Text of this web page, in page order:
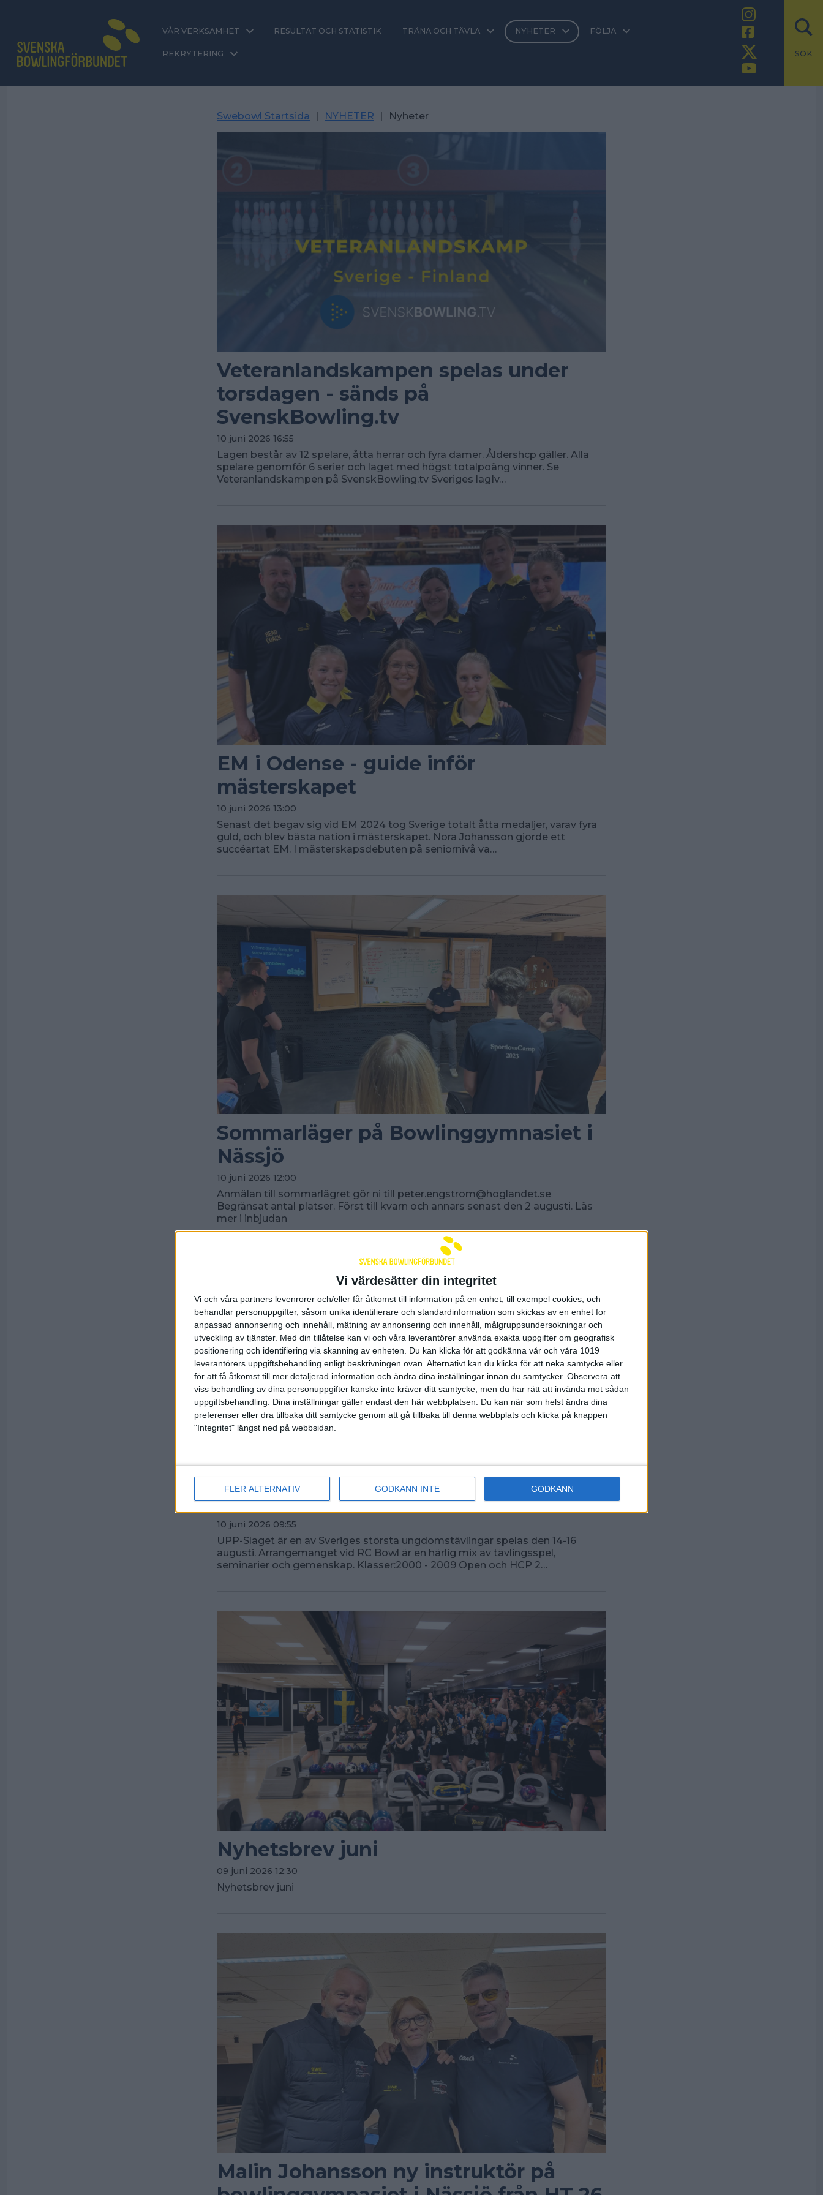
Vi värdesätter din integritet
Vi och våra partners levenrorer och/eller får åtkomst till information på en enhet, till exempel cookies, och
behandlar personuppgifter, såsom unika identifierare och standardinformation som skickas av en enhet for
anpassad annonsering och innehåll, mätning av annonsering och innehåll, målgruppsundersokningar och
utveckling av tjänster. Med din tillåtelse kan vi och våra leverantörer använda exakta uppgifter om geografisk
positionering och identifiering via skanning av enheten. Du kan klicka för att godkänna vår och våra 1019
leverantörers uppgiftsbehandling enligt beskrivningen ovan. Alternativt kan du klicka för att neka samtycke eller
för att få åtkomst till mer detaljerad information och ändra dina inställningar innan du samtycker. Observera att
viss behandling av dina personuppgifter kanske inte kräver ditt samtycke, men du har rätt att invända mot sådan
uppgiftsbehandling. Dina inställningar gäller endast den här webbplatsen. Du kan när som helst ändra dina
preferenser eller dra tillbaka ditt samtycke genom att gå tillbaka till denna webbplats och klicka på knappen
"Integritet" längst ned på webbsidan.
FLER ALTERNATIV GODKÄNN INTE GODKÄNN
VÅR VERKSAMHET RESULTAT OCH STATISTIK TRÄNA OCH TÄVLA NYHETER FÖLJA
SÖK
REKRYTERING
Swebowl Startsida | NYHETER | Nyheter
Veteranlandskampen spelas under
torsdagen - sänds på
SvenskBowling.tv
10 juni 2026 16:55
Lagen består av 12 spelare, åtta herrar och fyra damer. Åldershcp gäller. Alla
spelare genomför 6 serier och laget med högst totalpoäng vinner. Se
Veteranlandskampen på SvenskBowling.tv Sveriges lagIv…
EM i Odense - guide inför
mästerskapet
10 juni 2026 13:00
Senast det begav sig vid EM 2024 tog Sverige totalt åtta medaljer, varav fyra
guld, och blev bästa nation i mästerskapet. Nora Johansson gjorde ett
succéartat EM. I mästerskapsdebuten på seniornivå va…
Sommarläger på Bowlinggymnasiet i
Nässjö
10 juni 2026 12:00
Anmälan till sommarlägret gör ni till peter.engstrom@hoglandet.se
Begränsat antal platser. Först till kvarn och annars senast den 2 augusti. Läs
mer i inbjudan
Inbjudan UPP-Slaget 2026
10 juni 2026 09:55
UPP-Slaget är en av Sveriges största ungdomstävlingar spelas den 14-16
augusti. Arrangemanget vid RC Bowl är en härlig mix av tävlingsspel,
seminarier och gemenskap. Klasser:2000 - 2009 Open och HCP 2…
Nyhetsbrev juni
09 juni 2026 12:30
Nyhetsbrev juni
Malin Johansson ny instruktör på